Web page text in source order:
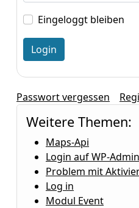
Eingeloggt bleiben
Passwort vergessen
Weitere Themen:
Maps-Api
Login auf WP-
Problem mit
Log in
Modul Event